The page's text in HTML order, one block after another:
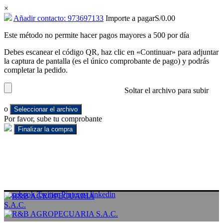
×
Añadir contacto: 973697133 Importe a pagarS/0.00
Este método no permite hacer pagos mayores a 500 por día
Debes escanear el código QR, haz clic en «Continuar» para adjuntar
la captura de pantalla (es el único comprobante de pago) y podrás
completar la pedido.
Soltar el archivo para subir
o Seleccionar el archivo
Por favor, sube tu comprobante
Facebook Twitter Pinterest linkedin